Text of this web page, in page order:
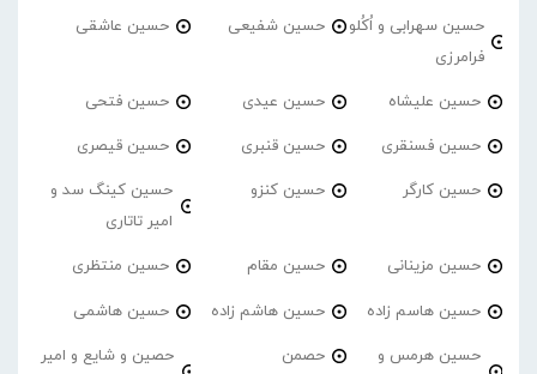
حسین سهرابی و اُکُلو
فرامرزی
حسین شفیعی حسین عاشقی
حسین علیشاه حسین عیدی حسین فتحی
حسین فسنقری حسین قنبری حسین قیصری
حسین کارگر حسین کنزو
حسین کینگ سد و
امیر تاتاری
حسین مزینانی حسین مقام حسین منتظری
حسین هاسم زاده حسین هاشم زاده حسین هاشمی
حسین هرمس و
حصمن
حصین و شایع و امیر